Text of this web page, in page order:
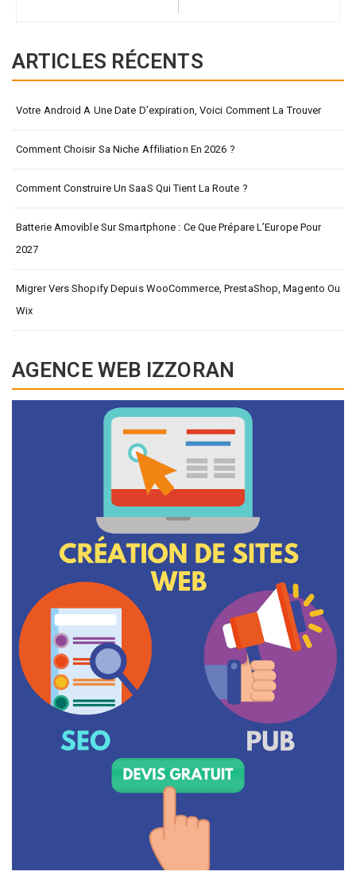
ARTICLES RÉCENTS
Votre Android A Une Date D’expiration, Voici Comment La Trouver
Comment Choisir Sa Niche Affiliation En 2026 ?
Comment Construire Un SaaS Qui Tient La Route ?
Batterie Amovible Sur Smartphone : Ce Que Prépare L’Europe Pour
2027
Migrer Vers Shopify Depuis WooCommerce, PrestaShop, Magento Ou
Wix
AGENCE WEB IZZORAN